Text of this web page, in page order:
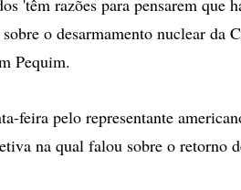
'têm razões para pensarem que
o desarmamento nuclear da
Pequim.
feira pelo representante
na qual falou sobre o retorno